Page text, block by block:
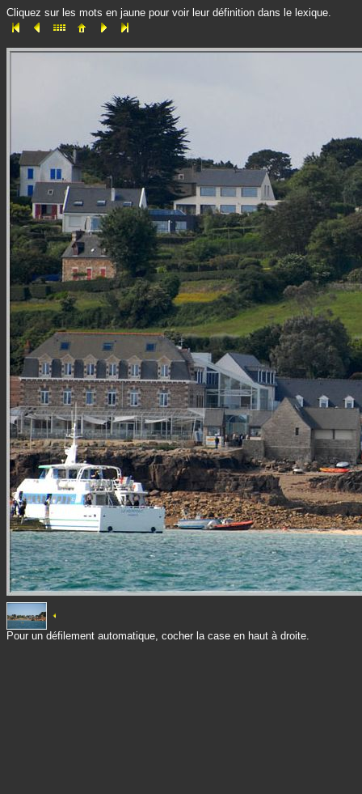
Cliquez sur les mots en jaune pour voir leur définition dans le lexique.
Pour un défilement automatique, cocher la case en haut à droite.